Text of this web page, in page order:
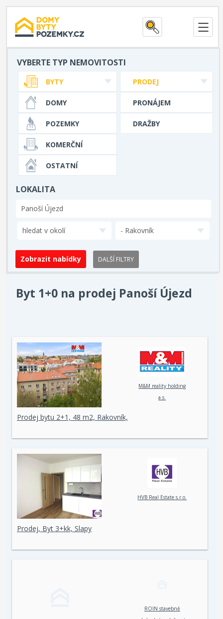
VYBERTE TYP NEMOVITOSTI
PRODEJ
PRONÁJEM
DRAŽBY
BYTY
DOMY
POZEMKY
KOMERČNÍ
OSTATNÍ
LOKALITA
hledat v okolí - Rakovník
DALŠÍ FILTRY
Byt 1+0 na prodej Panoší Újezd
M&M reality holding
a.s.
Prodej bytu 2+1, 48 m2, Rakovník,
HVB Real Estate s.r.o.
Prodej, Byt 3+kk, Slapy
ROIN stavebně